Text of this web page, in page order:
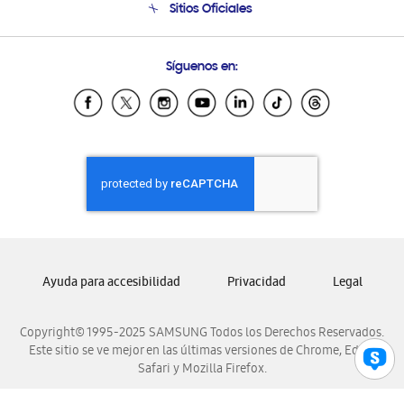
Soporte vía eMail
Sitios Oficiales
Samsung Ecuador
Samsung El Salvador
Samsung Honduras
Samsung Nicaragua
Samsung Panamá
Samsung Venezuela
Síguenos en:
Copyright© 1995-2025 SAMSUNG Todos los Derechos Reservados.
Este sitio se ve mejor en las últimas versiones de Chrome, Edge,
Safari y Mozilla Firefox.
Ayuda para accesibilidad Privacidad Legal